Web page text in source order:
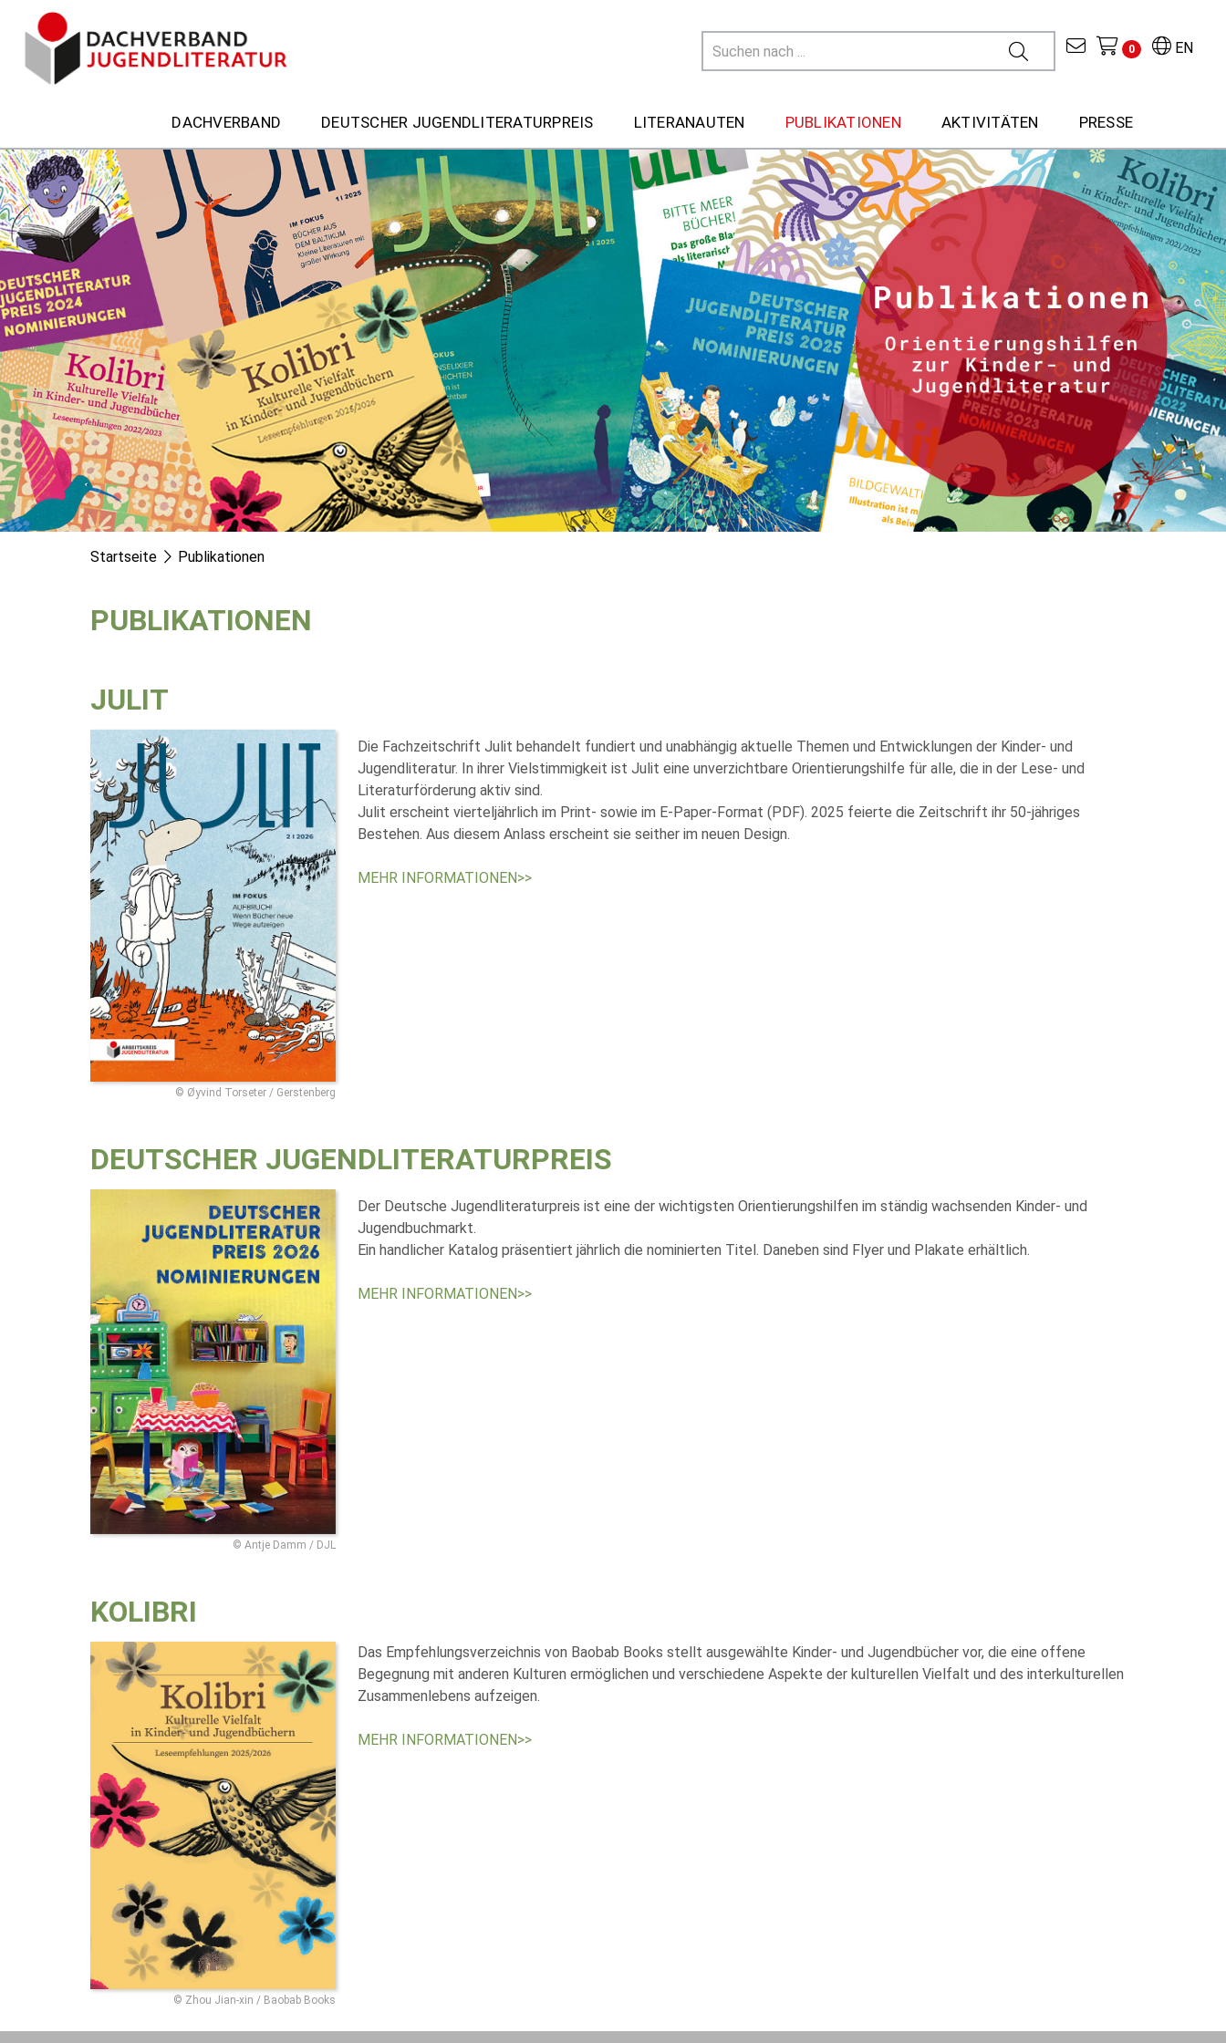
EN
0
DACHVERBAND DEUTSCHER JUGENDLITERATURPREIS LITERANAUTEN PUBLIKATIONEN AKTIVITÄTEN PRESSE
Startseite Publikationen
PUBLIKATIONEN
JULIT
© Øyvind Torseter / Gerstenberg
Die Fachzeitschrift Julit behandelt fundiert und unabhängig aktuelle Themen und Entwicklungen der Kinder- und
Jugendliteratur. In ihrer Vielstimmigkeit ist Julit eine unverzichtbare Orientierungshilfe für alle, die in der Lese- und
Literaturförderung aktiv sind.
Julit erscheint vierteljährlich im Print- sowie im E-Paper-Format (PDF). 2025 feierte die Zeitschrift ihr 50-jähriges
Bestehen. Aus diesem Anlass erscheint sie seither im neuen Design.
MEHR INFORMATIONEN>>
DEUTSCHER JUGENDLITERATURPREIS
© Antje Damm / DJL
Der Deutsche Jugendliteraturpreis ist eine der wichtigsten Orientierungshilfen im ständig wachsenden Kinder- und
Jugendbuchmarkt.
Ein handlicher Katalog präsentiert jährlich die nominierten Titel. Daneben sind Flyer und Plakate erhältlich.
MEHR INFORMATIONEN>>
KOLIBRI
© Zhou Jian-xin / Baobab Books
Das Empfehlungsverzeichnis von Baobab Books stellt ausgewählte Kinder- und Jugendbücher vor, die eine offene
Begegnung mit anderen Kulturen ermöglichen und verschiedene Aspekte der kulturellen Vielfalt und des interkulturellen
Zusammenlebens aufzeigen.
MEHR INFORMATIONEN>>